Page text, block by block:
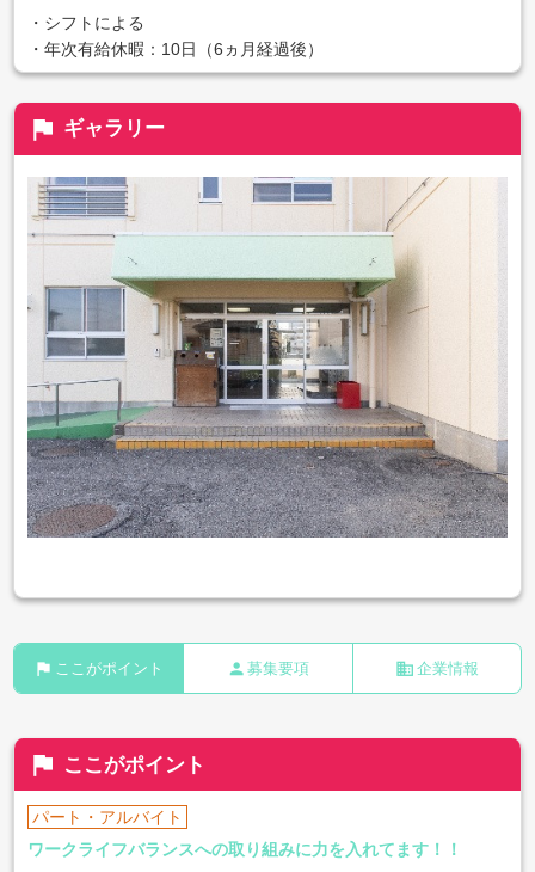
・シフトによる
・年次有給休暇：10日（6ヵ月経過後）
flag ギャラリー
flag ここがポイント person 募集要項 business 企業情報
flag ここがポイント
パート・アルバイト
ワークライフバランスへの取り組みに力を入れてます！！